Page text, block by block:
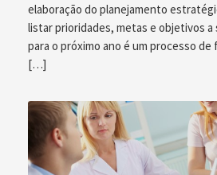
elaboração do planejamento
listar prioridades, metas e objetivos a
para o próximo ano é um processo
[…]